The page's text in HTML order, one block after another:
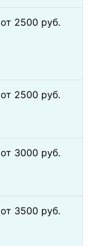
от 2500 pуб.
от 2500 pуб.
от 3000 pуб.
от 3500 pуб.